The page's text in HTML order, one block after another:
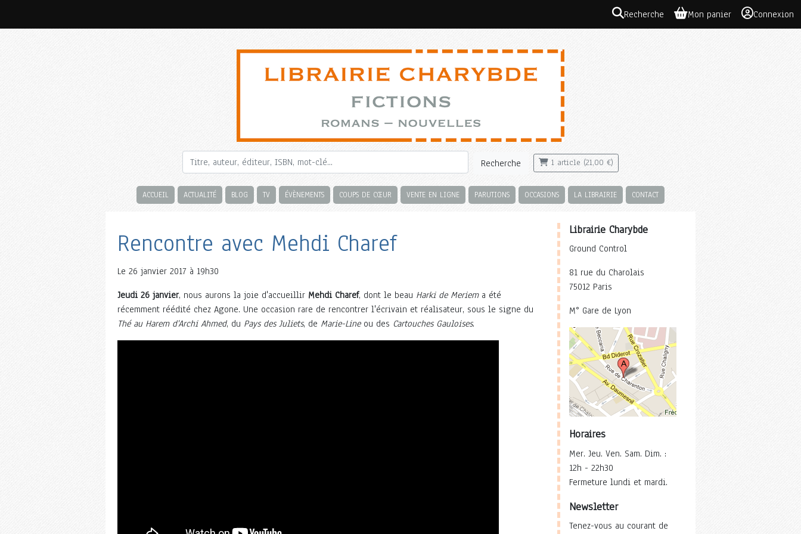
Recherche Mon panier Connexion
Recherche 1 article (21,00 €)
ACCUEIL ACTUALITÉ BLOG TV ÉVÈNEMENTS COUPS DE CŒUR VENTE EN LIGNE PARUTIONS OCCASIONS LA LIBRAIRIE CONTACT
Rencontre avec Mehdi Charef
Le 26 janvier 2017 à 19h30
Jeudi 26 janvier, nous aurons la joie d'accueillir Mehdi Charef, dont le beau Harki de Meriema été
récemment réédité chez Agone. Une occasion rare de rencontrer l'écrivain et réalisateur, sous le signe du
Thé au Harem d'Archi Ahmed, du Pays des Juliets, de Marie-Lineou des Cartouches Gauloises.
Librairie Charybde
Ground Control
81 rue du Charolais
75012 Paris
M° Gare de Lyon
Horaires
Mer. Jeu. Ven. Sam. Dim. :
12h - 22h30
Fermeture lundi et mardi.
Newsletter
Tenez-vous au courant de